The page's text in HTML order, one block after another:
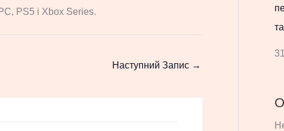
PS5 і Xbox Series.
Наступний Запис →